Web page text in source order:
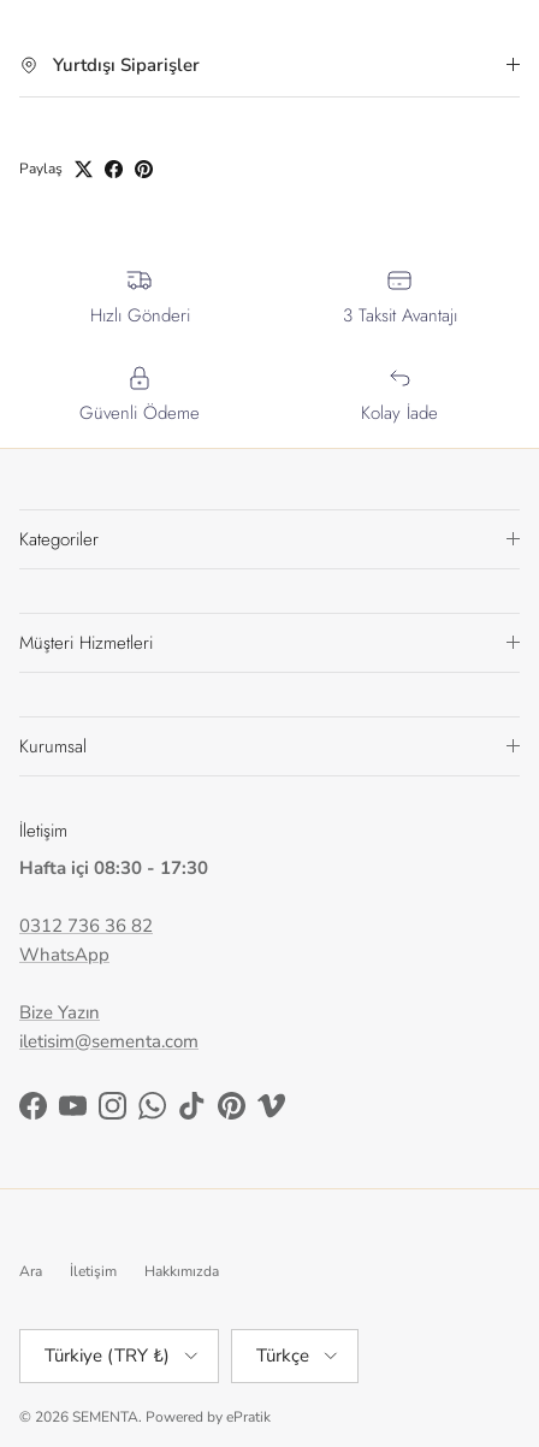
Yurtdışı Siparişler
Paylaş
Hızlı Gönderi 3 Taksit Avantajı
Güvenli Ödeme Kolay İade
Kategoriler
Müşteri Hizmetleri
Kurumsal
İletişim
Hafta içi 08:30 - 17:30
0312 736 36 82
WhatsApp
Bize Yazın
iletisim@sementa.com
Facebook
YouTubeInstagramWhatsApp
TikTokPinterestVimeo
Ara İletişim Hakkımızda
Türkiye (TRY ₺) Türkçe
© 2026SEMENTA. Powered byePratik